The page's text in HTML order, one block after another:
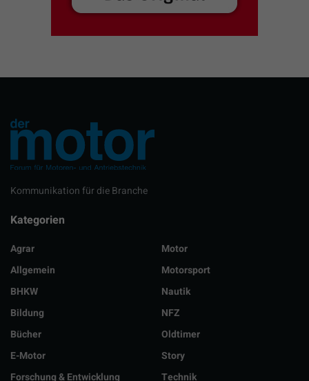
Kommunikation für die Branche
Kategorien
Agrar
Allgemein
BHKW
Bildung
Bücher
E-Motor
Forschung & Entwicklung
Motor
Motorsport
Nautik
NFZ
Oldtimer
Story
Technik